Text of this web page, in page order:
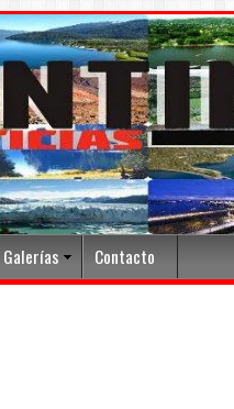
Galerías Contacto